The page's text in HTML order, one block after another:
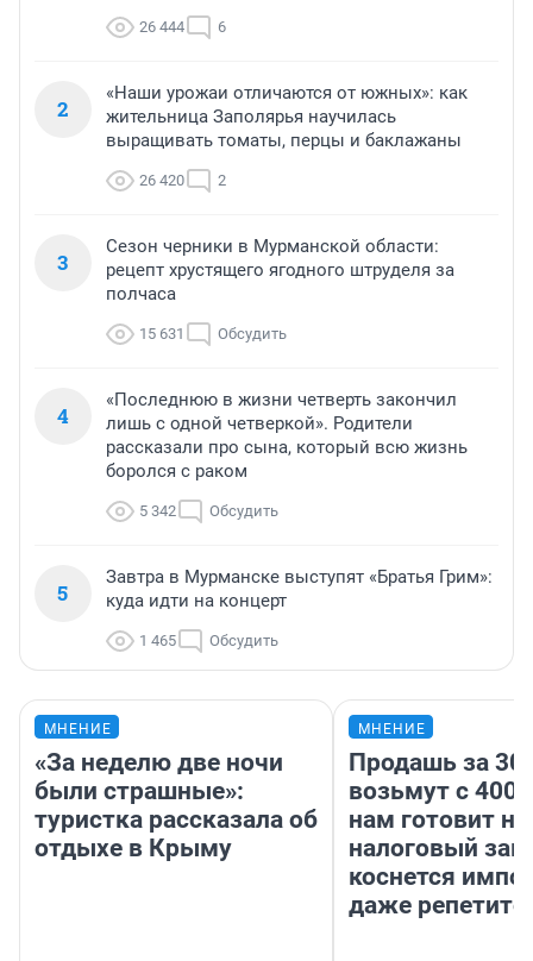
26 444 6
2
«Наши урожаи отличаются от южных»: как
жительница Заполярья научилась
выращивать томаты, перцы и баклажаны
26 420 2
3
Сезон черники в Мурманской области:
рецепт хрустящего ягодного штруделя за
полчаса
15 631 Обсудить
4
«Последнюю в жизни четверть закончил
лишь с одной четверкой». Родители
рассказали про сына, который всю жизнь
боролся с раком
5 342 Обсудить
5
Завтра в Мурманске выступят «Братья Грим»:
куда идти на концерт
1 465 Обсудить
МНЕНИЕ
«За неделю две ночи
были страшные»:
туристка рассказала об
отдыхе в Крыму
МНЕНИЕ
Продашь за
возьмут с
нам готовит
налоговый
коснется
даже